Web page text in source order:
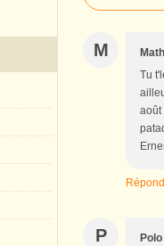
M
Tu
août
P Polo